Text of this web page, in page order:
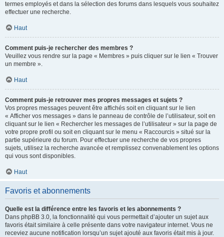
termes employés et dans la sélection des forums dans lesquels vous souhaitez
effectuer une recherche.
Haut
Comment puis-je rechercher des membres ?
Veuillez vous rendre sur la page « Membres » puis cliquer sur le lien « Trouver
un membre ».
Haut
Comment puis-je retrouver mes propres messages et sujets ?
Vos propres messages peuvent être affichés soit en cliquant sur le lien
« Afficher vos messages » dans le panneau de contrôle de l’utilisateur, soit en
cliquant sur le lien « Rechercher les messages de l’utilisateur » sur la page de
votre propre profil ou soit en cliquant sur le menu « Raccourcis » situé sur la
partie supérieure du forum. Pour effectuer une recherche de vos propres
sujets, utilisez la recherche avancée et remplissez convenablement les options
qui vous sont disponibles.
Haut
Favoris et abonnements
Quelle est la différence entre les favoris et les abonnements ?
Dans phpBB 3.0, la fonctionnalité qui vous permettait d’ajouter un sujet aux
favoris était similaire à celle présente dans votre navigateur internet. Vous ne
receviez aucune notification lorsqu’un sujet ajouté aux favoris était mis à jour.